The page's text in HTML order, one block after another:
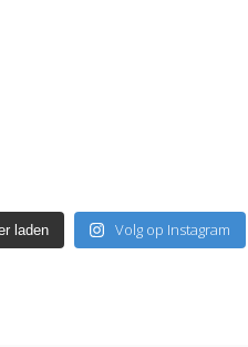
laden Volg op Instagram